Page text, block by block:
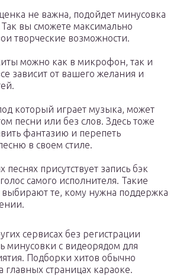
не важна, подойдет минусовка
вы сможете максимально
творческие возможности.
можно как в микрофон, так и
зависит от вашего желания и
который играет музыка, может
песни или без слов. Здесь тоже
фантазию и перепеть
в своем стиле.
песнях присутствует запись бэк
самого исполнителя. Такие
те, кому нужна поддержка
сервисах без регистрации
минусовки с видеорядом для
Подборки хитов обычно
главных страницах караоке.